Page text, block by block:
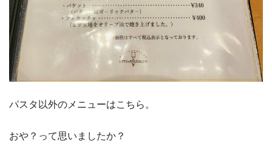
パスタ以外のメニューはこちら。
おや？って思いましたか？